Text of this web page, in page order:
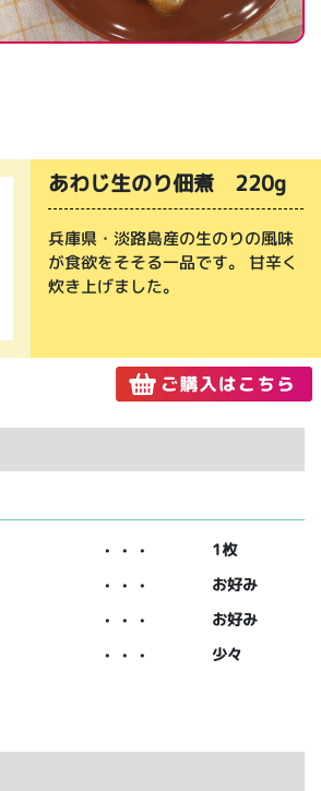
あわじ生のり佃煮 220g
兵庫県・淡路島産の生のりの風味
が食欲をそそる一品です。 甘辛く
炊き上げました。
・・・
1枚
・・・
お好み
・・・
お好み
・・・ 少々